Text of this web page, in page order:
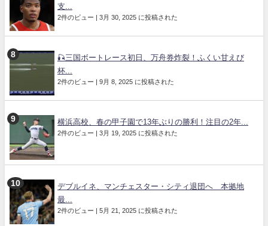
支...
2件のビュー 3月 30, 2025 に投稿された
🎣三国ボートレース初日、万舟券炸裂！ふくい甘えび
杯...
2件のビュー 9月 8, 2025 に投稿された
横浜高校、春の甲子園で13年ぶりの勝利！注目の2年...
2件のビュー 3月 19, 2025 に投稿された
デブルイネ、マンチェスター・シティ退団へ 本拠地
最...
2件のビュー 5月 21, 2025 に投稿された